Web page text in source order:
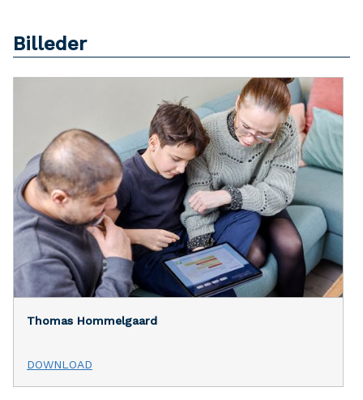
Billeder
Thomas Hommelgaard
DOWNLOAD